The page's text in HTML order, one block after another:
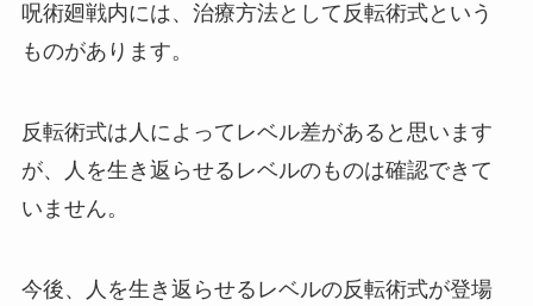
呪術廻戦内には、治療方法として反転術式という
ものがあります。
反転術式は人によってレベル差があると思います
が、人を生き返らせるレベルのものは確認できて
いません。
今後、人を生き返らせるレベルの反転術式が登場